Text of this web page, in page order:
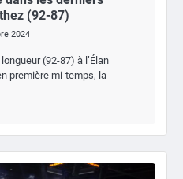
(92-87)
2024
(92-87) à l’Élan
première mi-temps, la